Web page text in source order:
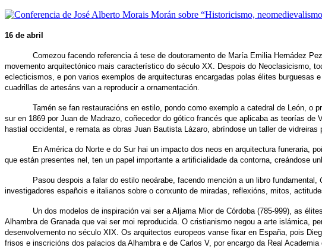
16 de abril
Comezou facendo referencia á tese de doutoramento de María Emilia Hernádez
movemento arquitectónico mais característico do século XX. Despois do Neoclasicismo,
eclecticismos, e pon varios exemplos de arquitecturas encargadas polas élites
cuadrillas de artesáns van a reproducir a ornamentación.
Tamén se fan restauracións en estilo, pondo como exemplo a catedral de León, o
sur en 1869 por Juan de Madrazo, coñecedor do gótico francés que aplicaba as teorías
hastial occidental, e remata as obras Juan Bautista Lázaro, abríndose un taller de vidreiras
En América do Norte e do Sur hai un impacto dos neos en arquitectura funeraria,
que están presentes nel, ten un papel importante a artificialidade da contorna, creándose
Pasou despois a falar do estilo neoárabe, facendo mención a un libro fundamental,
investigadores españois e italianos sobre o conxunto de miradas, reflexións, mitos,
Un dos modelos de inspiración vai ser a Aljama Mior de Córdoba (785-999), as
Alhambra de Granada que vai ser moi reproducida. O cristianismo negou a arte islámica,
desenvolvemento no século XIX. Os arquitectos europeos vanse fixar en España, pois
frisos e inscricións dos palacios da Alhambra e de Carlos V, por encargo da Real Academia